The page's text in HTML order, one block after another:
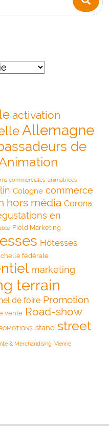
activation
Allemagne
de
commerciales animatrices
Cologne commerce
hors média Corona
en
Field Marketing
Hôtesses
fédérale
marketing
terrain
de foire Promotion
vente Road-show
stand street
& Merchandising Vienne